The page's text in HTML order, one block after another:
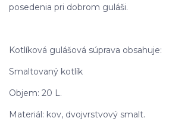
posedenia pri dobrom guláši.
Kotlíková gulášová súprava obsahuje:
Smaltovaný kotlík
Objem: 20 L.
Materiál: kov, dvojvrstvový smalt.